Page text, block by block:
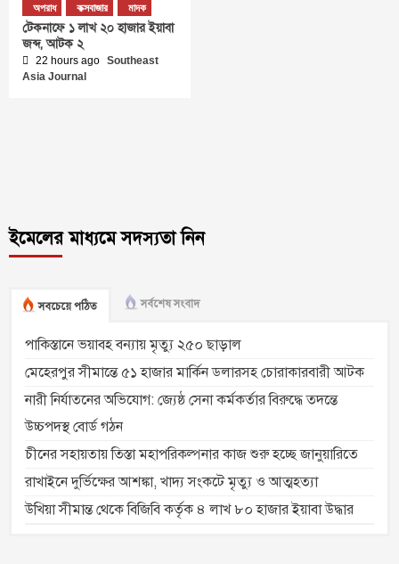
অপরাধ কক্সবাজার মাদক
টেকনাফে ১ লাখ ২০ হাজার ইয়াবা
জব্দ, আটক ২
22 hours ago Southeast
Asia Journal
ইমেলের মাধ্যমে সদস্যতা নিন
সবচেয়ে পঠিত সর্বশেষ সংবাদ
পাকিস্তানে ভয়াবহ বন্যায় মৃত্যু ২৫০ ছাড়াল
মেহেরপুর সীমান্তে ৫১ হাজার মার্কিন ডলারসহ চোরাকারবারী আটক
নারী নির্যাতনের অভিযোগ: জ্যেষ্ঠ সেনা কর্মকর্তার বিরুদ্ধে তদন্তে
উচ্চপদস্থ বোর্ড গঠন
চীনের সহায়তায় তিস্তা মহাপরিকল্পনার কাজ শুরু হচ্ছে জানুয়ারিতে
রাখাইনে দুর্ভিক্ষের আশঙ্কা, খাদ্য সংকটে মৃত্যু ও আত্মহত্যা
উখিয়া সীমান্ত থেকে বিজিবি কর্তৃক ৪ লাখ ৮০ হাজার ইয়াবা উদ্ধার